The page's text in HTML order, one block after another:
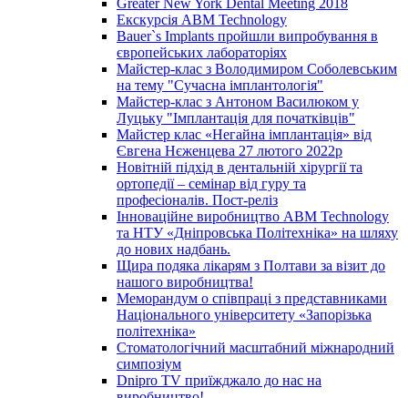
Greater New York Dental Meeting 2018
Екскурсія ABM Technology
Bauer`s Implants пройшли випробування в
європейських лабораторіях
Майстер-клас з Володимиром Соболевським
на тему "Сучасна імплантологія"
Майстер-клас з Антоном Василюком у
Луцьку "Імплантація для початківців"
Майстер клас «Негайна імплантація» від
Євгена Нєженцева 27 лютого 2022р
Новітній підхід в дентальній хірургії та
ортопедії – семінар від гуру та
професіоналів. Пост-реліз
Інноваційне виробництво ABM Technology
та НТУ «Дніпровська Політехніка» на шляху
до нових надбань.
Щира подяка лікарям з Полтави за візит до
нашого виробництва!
Меморандум о співпраці з представниками
Національного університету «Запорізька
політехніка»
Стоматологічний масштабний міжнародний
симпозіум
Dnipro TV приїжджало до нас на